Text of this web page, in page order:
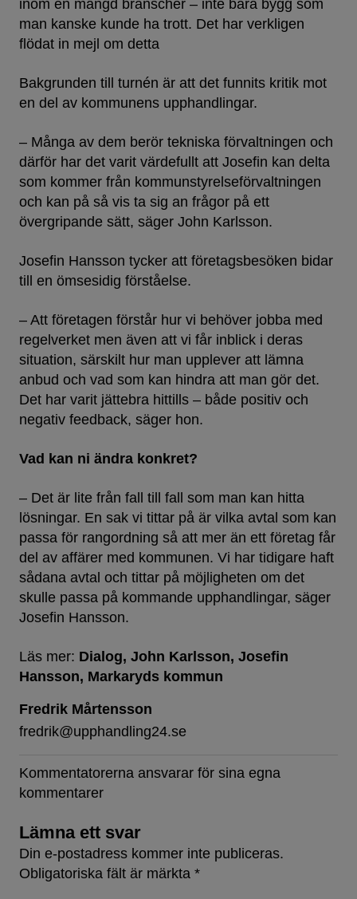
inom en mängd branscher – inte bara bygg som
man kanske kunde ha trott. Det har verkligen
flödat in mejl om detta
Bakgrunden till turnén är att det funnits kritik mot
en del av kommunens upphandlingar.
– Många av dem berör tekniska förvaltningen och
därför har det varit värdefullt att Josefin kan delta
som kommer från kommunstyrelseförvaltningen
och kan på så vis ta sig an frågor på ett
övergripande sätt, säger John Karlsson.
Josefin Hansson tycker att företagsbesöken bidar
till en ömsesidig förståelse.
– Att företagen förstår hur vi behöver jobba med
regelverket men även att vi får inblick i deras
situation, särskilt hur man upplever att lämna
anbud och vad som kan hindra att man gör det.
Det har varit jättebra hittills – både positiv och
negativ feedback, säger hon.
Vad kan ni ändra konkret?
– Det är lite från fall till fall som man kan hitta
lösningar. En sak vi tittar på är vilka avtal som kan
passa för rangordning så att mer än ett företag får
del av affärer med kommunen. Vi har tidigare haft
sådana avtal och tittar på möjligheten om det
skulle passa på kommande upphandlingar, säger
Josefin Hansson.
Läs mer: Dialog John Karlsson Josefin
Hansson Markaryds kommun
Fredrik Mårtensson
fredrik@upphandling24.se
Kommentatorerna ansvarar för sina egna
kommentarer
Lämna ett svar
Din e-postadress kommer inte publiceras.
Obligatoriska fält är märkta *